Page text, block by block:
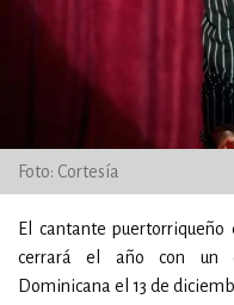
Foto: Cortesía
El cantante puertorriqueño
cerrará el año con un
Dominicana el 13 de